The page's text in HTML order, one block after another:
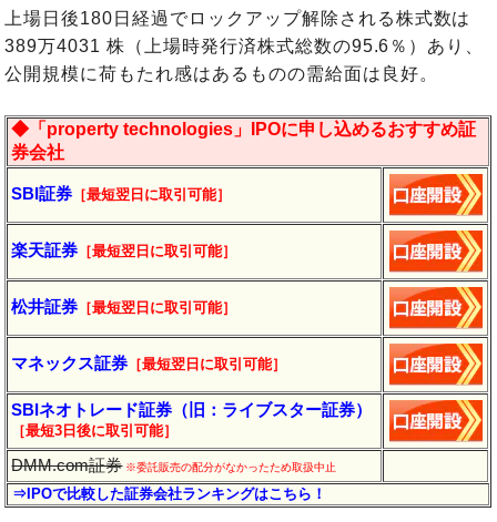
上場日後180日経過でロックアップ解除される株式数は
389万4031 株（上場時発行済株式総数の95.6％）あり、
公開規模に荷もたれ感はあるものの需給面は良好。
◆「property technologies」IPOに申し込めるおすすめ証
券会社
SBI証券 ［最短翌日に取引可能］
楽天証券 ［最短翌日に取引可能］
松井証券 ［最短翌日に取引可能］
マネックス証券 ［最短翌日に取引可能］
SBIネオトレード証券（旧：ライブスター証券）
［最短3日後に取引可能］
DMM.com証券※委託販売の配分がなかったため取扱中止
⇒IPOで比較した証券会社ランキングはこちら！